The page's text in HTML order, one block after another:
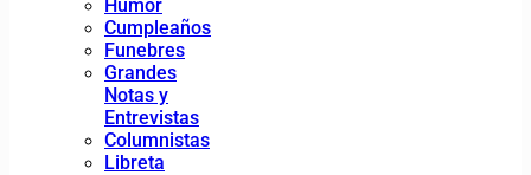
Humor
Cumpleaños
Funebres
Grandes
Notas y
Entrevistas
Columnistas
Libreta